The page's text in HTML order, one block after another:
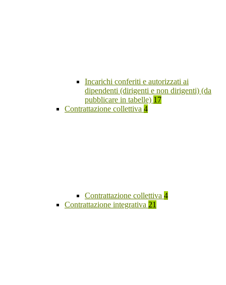
Incarichi conferiti e autorizzati ai
dipendenti (dirigenti e non dirigenti) (da
pubblicare in tabelle) 17
Contrattazione collettiva 4
Contrattazione collettiva 4
Contrattazione integrativa 21